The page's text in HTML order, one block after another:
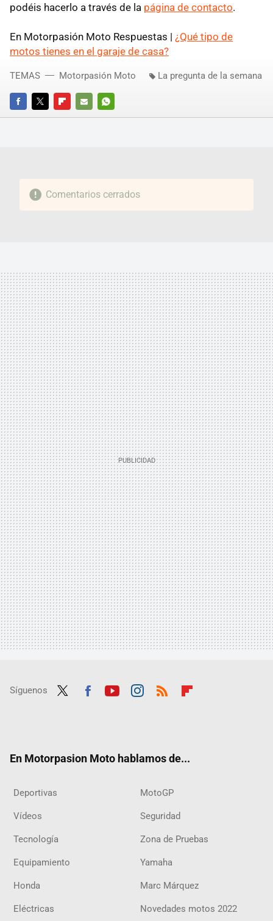
podéis hacerlo a través de la página de contacto.
En Motorpasión Moto Respuestas | ¿Qué tipo de
motos tienes en el garaje de casa?
FACEBOOKTWITTERFLIPBOARD
E-
WHATSAPP
TEMAS Motorpasión Moto La pregunta de la semana
Comentarios cerrados
Síguenos
En Motorpasion Moto hablamos de...
Deportivas MotoGP
Vídeos Seguridad
Tecnología Zona de Pruebas
Equipamiento Yamaha
Honda Marc Márquez
Eléctricas Novedades motos 2022